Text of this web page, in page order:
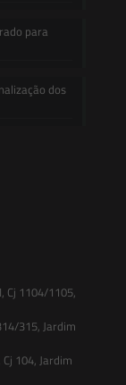
para
dos
Cj 1104/1105,
315, Jardim
104, Jardim